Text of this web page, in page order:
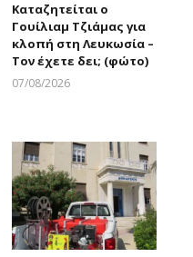
Καταζητείται ο
Γουίλιαμ Τζιάμας για
κλοπή στη Λευκωσία –
Τον έχετε δει; (φώτο)
07/08/2026